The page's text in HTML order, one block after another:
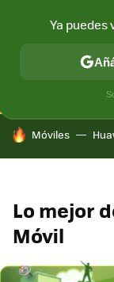
CONECTIVIDAD
HOY SE HABLA
Móviles
Lo mejor
Móvil
Ya puedes